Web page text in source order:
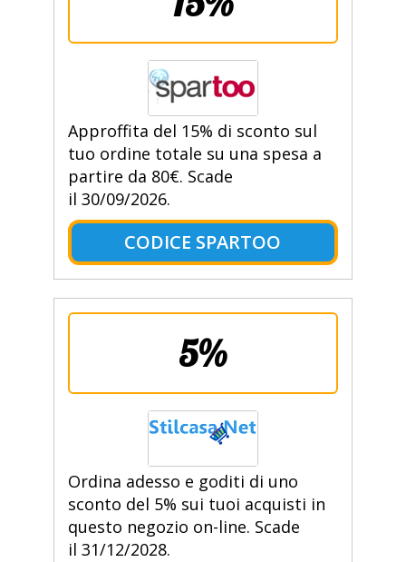
Approffita del 15% di sconto sul
tuo ordine totale su una spesa a
partire da 80€. Scade
il 30/09/2026.
CODICE SPARTOO
5%
Ordina adesso e goditi di uno
sconto del 5% sui tuoi acquisti in
questo negozio on-line. Scade
il 31/12/2028.